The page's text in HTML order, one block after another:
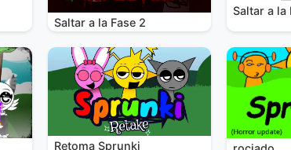
Saltar a la Fase 2
Saltar a la
Retoma Sprunki